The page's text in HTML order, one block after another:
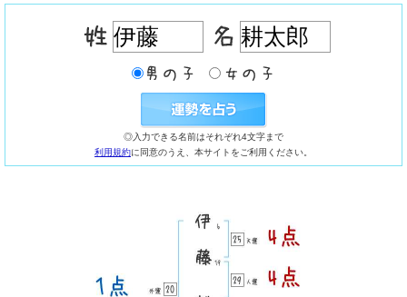
◎入力できる名前はそれぞれ4文字まで
利用規約に同意のうえ、本サイトをご利用ください。